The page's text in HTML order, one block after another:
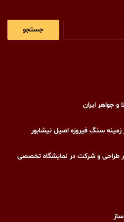
جواهر ایران
سنگ فیروزه اصیل نیشابور
طراحی و شرکت در نمایشگاه تخصصی